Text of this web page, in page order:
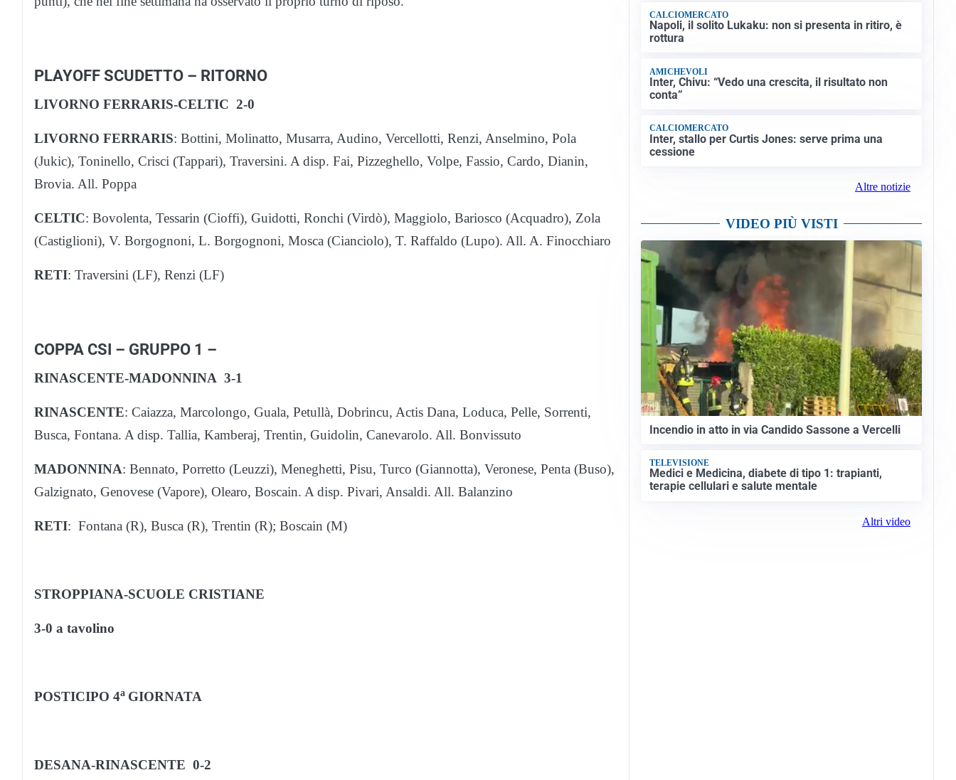
PLAYOFF SCUDETTO – RITORNO
LIVORNO FERRARIS-CELTIC 2-0
LIVORNO FERRARIS: Bottini, Molinatto, Musarra, Audino, Vercellotti, Renzi, Anselmino, Pola
(Jukic), Toninello, Crisci (Tappari), Traversini. A disp. Fai, Pizzeghello, Volpe, Fassio, Cardo, Dianin,
Brovia. All. Poppa
CELTIC: Bovolenta, Tessarin (Cioffi), Guidotti, Ronchi (Virdò), Maggiolo, Bariosco (Acquadro), Zola
(Castiglioni), V. Borgognoni, L. Borgognoni, Mosca (Cianciolo), T. Raffaldo (Lupo). All. A. Finocchiaro
RETI: Traversini (LF), Renzi (LF)
COPPA CSI – GRUPPO 1 –
RINASCENTE-MADONNINA 3-1
RINASCENTE: Caiazza, Marcolongo, Guala, Petullà, Dobrincu, Actis Dana, Loduca, Pelle, Sorrenti,
Busca, Fontana. A disp. Tallia, Kamberaj, Trentin, Guidolin, Canevarolo. All. Bonvissuto
MADONNINA: Bennato, Porretto (Leuzzi), Meneghetti, Pisu, Turco (Giannotta), Veronese, Penta (Buso),
Galzignato, Genovese (Vapore), Olearo, Boscain. A disp. Pivari, Ansaldi. All. Balanzino
RETI: Fontana (R), Busca (R), Trentin (R); Boscain (M)
STROPPIANA-SCUOLE CRISTIANE
3-0 a tavolino
POSTICIPO 4a GIORNATA
DESANA-RINASCENTE 0-2
CALCIOMERCATO
Napoli, il solito Lukaku: non si presenta in ritiro, è
rottura
AMICHEVOLI
Inter, Chivu: “Vedo una crescita, il risultato non
conta”
CALCIOMERCATO
Inter, stallo per Curtis Jones: serve prima una
cessione
Altre notizie
VIDEO PIÙ VISTI
Incendio in atto in via Candido Sassone a Vercelli
TELEVISIONE
Medici e Medicina, diabete di tipo 1: trapianti,
terapie cellulari e salute mentale
Altri video